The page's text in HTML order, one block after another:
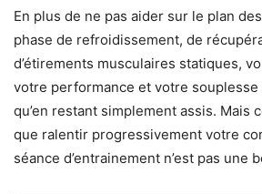
En plus de ne pas aider sur le plan
phase de refroidissement, de
d’étirements musculaires statiques,
votre performance et votre souplesse
qu’en restant simplement assis. Mais
que ralentir progressivement votre
séance d’entrainement n’est pas une